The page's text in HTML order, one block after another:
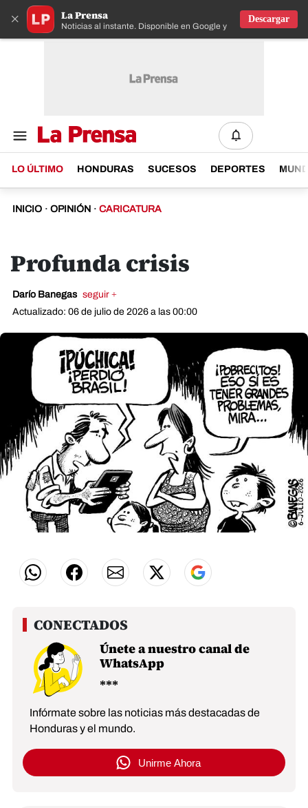
× La Prensa
Noticias al instante. Disponible en Google y IOS
Descargar
LO ÚLTIMO HONDURAS SUCESOS DEPORTES
INICIO · OPINIÓN · CARICATURA
Profunda crisis
Darío Banegas seguir +
Actualizado: 06 de julio de 2026 a las 00:00
Únete a nuestro canal de
WhatsApp
Infórmate sobre las noticias más destacadas de
Honduras y el mundo.
Unirme Ahora